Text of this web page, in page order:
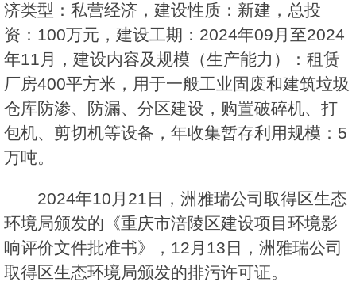
济类型：私营经济，建设性质：新建，总投
资：100万元，建设工期：2024年09月至2024
年11月，建设内容及规模（生产能力）：租赁
厂房400平方米，用于一般工业固废和建筑垃圾
仓库防渗、防漏、分区建设，购置破碎机、打
包机、剪切机等设备，年收集暂存利用规模：5
万吨。
2024年10月21日，洲雅瑞公司取得区生态
环境局颁发的《重庆市涪陵区建设项目环境影
响评价文件批准书》，12月13日，洲雅瑞公司
取得区生态环境局颁发的排污许可证。